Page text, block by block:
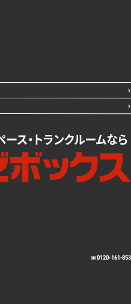
0120-161-853